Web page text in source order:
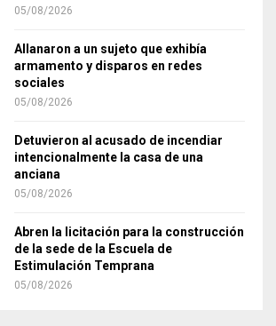
05/08/2026
Allanaron a un sujeto que exhibía
armamento y disparos en redes
sociales
05/08/2026
Detuvieron al acusado de incendiar
intencionalmente la casa de una
anciana
05/08/2026
Abren la licitación para la construcción
de la sede de la Escuela de
Estimulación Temprana
05/08/2026